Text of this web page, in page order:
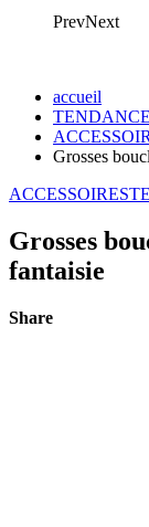
PrevNext
accueil
Grosses
ACCESSOIRES
Grosses
fantaisie
Share